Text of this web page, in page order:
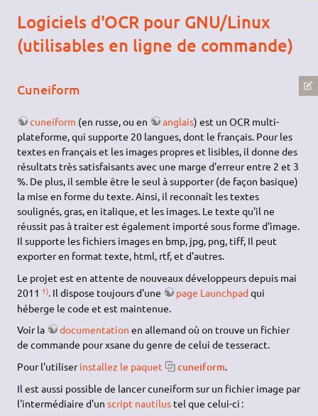
Logiciels d'OCR pour GNU/Linux
(utilisables en ligne de commande)
Cuneiform
cuneiform (en russe, ou en anglais) est unOCR multi-
plateforme, qui supporte 20 langues, dont le français. Pour les
textes en français et les images propres et lisibles, il donne des
résultats très satisfaisants avec une marge d'erreur entre 2 et 3
%. De plus, il semble être le seul à supporter (de façon basique)
la mise en forme du texte. Ainsi, il reconnaît les textes
soulignés, gras, en italique, et les images. Le texte qu'il ne
réussit pas à traiter est également importé sous forme d'image.
Il supporte les fichiers images en bmp, jpg, png, tiff, Il peut
exporter en format texte, html, rtf, et d'autres.
Le projet est en attente de nouveaux développeurs depuis mai
2011 1). Il dispose toujours d'une page Launchpadqui
héberge le code et est maintenue.
Voir la
documentation en allemand où on trouve un fichier
de commande pour xsane du genre de celui de tesseract.
Pour l'utiliserinstallez le paquet cuneiform.
Il est aussi possible de lancer cuneiform sur un fichier image par
l'intermédiaire d'unscript nautilus tel que celui-ci :